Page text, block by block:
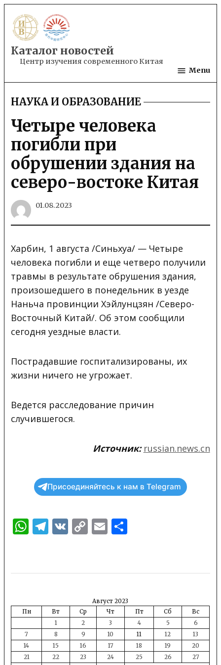
to
content
Каталог новостей
Центр изучения современного Китая
Menu
POSTED
IN
НАУКА И ОБРАЗОВАНИЕ
Четыре человека
погибли при
обрушении здания на
северо-востоке Китая
01.08.2023
Харбин, 1 августа /Синьхуа/ — Четыре
человека погибли и еще четверо получили
травмы в результате обрушения здания,
произошедшего в понедельник в уезде
Наньча провинции Хэйлунцзян /Северо-
Восточный Китай/. Об этом сообщили
сегодня уездные власти.
Пострадавшие госпитализированы, их
жизни ничего не угрожает.
Ведется расследование причин
случившегося.
Источник: russian.news.cn
Присоединяйтесь к нам в Telegram
WhatsApp
Telegram
VKCopyEmail
Август 2023
Пн
Вт Ср Чт Пт Сб
Вс
1
2 3 4 5
6
7
8 9 10 11 12
13
14
15 16 17 18 19
20
21
22 23 24 25 26 27